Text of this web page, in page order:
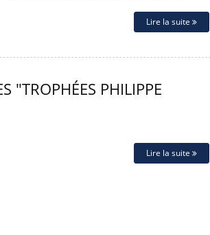
Lire la suite
"TROPHÉES PHILIPPE
Lire la suite